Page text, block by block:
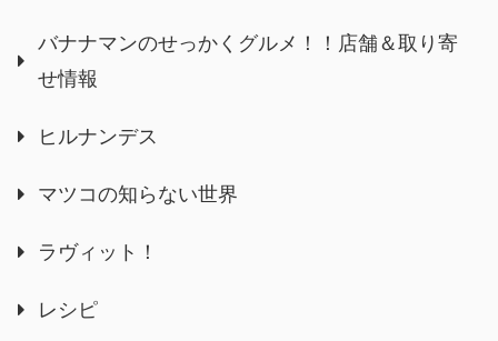
バナナマンのせっかくグルメ！！店舗＆取り寄
せ情報
ヒルナンデス
マツコの知らない世界
ラヴィット！
レシピ